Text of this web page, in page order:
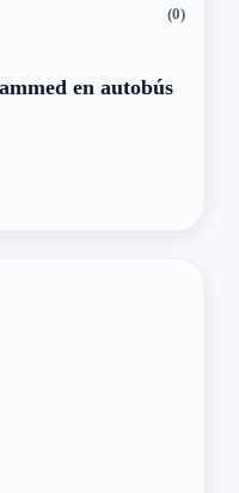
(0)
en autobús